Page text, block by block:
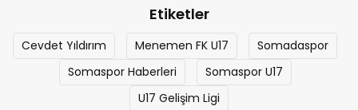
Etiketler
Cevdet Yıldırım Menemen FK U17
Somadaspor
Somaspor Haberleri
Somaspor U17
U17 Gelişim Ligi